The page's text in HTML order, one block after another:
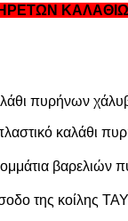
πυρήνων
καλάθι
βαρελιών
της κοίλης